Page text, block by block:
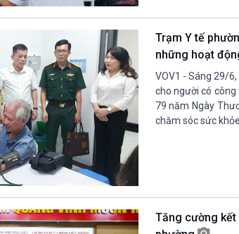
Kết nối công nghệ
khí hậu
Trạm Y tế
những hoạt
VOV1 - Sáng 29/
cho người có
79 năm Ngày
chăm sóc sức
Tăng cường kết